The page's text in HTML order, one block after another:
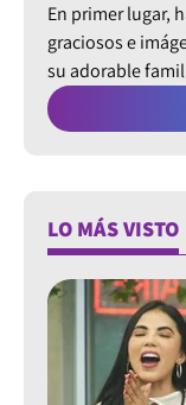
En primer lugar,
graciosos e
su adorable
También, a
público.
Noticias y
Uno de los
la constante
ver en tiempo
LO MÁS VISTO